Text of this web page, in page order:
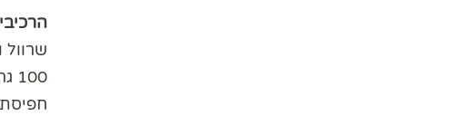
שרוול
100 גרם חמאה